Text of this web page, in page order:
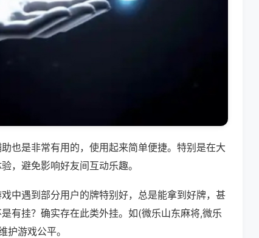
也是非常有用的，使用起来简单便捷。特别是在大
，避免影响好友间互动乐趣。
中遇到部分用户的牌特别好，总是能拿到好牌，甚
有挂？确实存在此类外挂。如(微乐山东麻将,微乐
游戏公平。